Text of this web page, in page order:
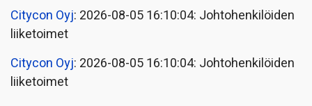
Citycon Oyj: 2026-08-05 16:10:04: Johtohenkilöiden
liiketoimet
Citycon Oyj: 2026-08-05 16:10:04: Johtohenkilöiden
liiketoimet